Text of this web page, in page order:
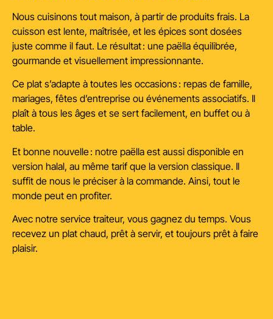
Nous cuisinons tout maison, à partir de produits frais. La
cuisson est lente, maîtrisée, et les épices sont dosées
juste comme il faut. Le résultat : une paëlla équilibrée,
gourmande et visuellement impressionnante.
Ce plat s’adapte à toutes les occasions : repas de famille,
mariages, fêtes d’entreprise ou événements associatifs. Il
plaît à tous les âges et se sert facilement, en buffet ou à
table.
Et bonne nouvelle : notre paëlla est aussi disponible en
version halal, au même tarif que la version classique. Il
suffit de nous le préciser à la commande. Ainsi, tout le
monde peut en profiter.
Avec notre service traiteur, vous gagnez du temps. Vous
recevez un plat chaud, prêt à servir, et toujours prêt à faire
plaisir.